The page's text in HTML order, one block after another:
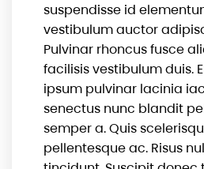
suspendisse id
vestibulum auctor
Pulvinar rhoncus fusce
facilisis vestibulum duis.
ipsum pulvinar lacinia
senectus nunc blandit
semper a. Quis
pellentesque ac. Risus